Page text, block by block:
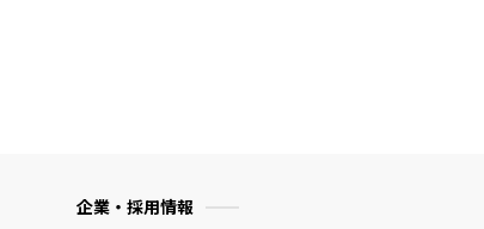
企業・採用情報